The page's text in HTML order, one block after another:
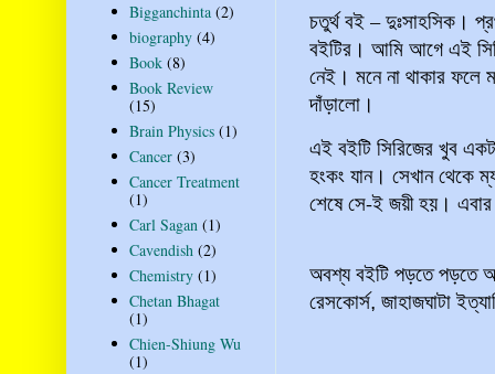
চতুর্থ বই – দুঃসাহসিক।
বইটির। আমি আগে এই
নেই। মনে না থাকার ফলে
দাঁড়ালো।
এই বইটি সিরিজের খুব
হংকং যান। সেখান থেকে
শেষে সে-ই জয়ী হয়। এবার
অবশ্য বইটি পড়তে পড়তে
রেসকোর্স, জাহাজঘাটা
Bigganchinta (2)
biography (4)
Book (8)
Book Review
(15)
Brain Physics (1)
Cancer (3)
Cancer Treatment
(1)
Carl Sagan (1)
Cavendish (2)
Chemistry (1)
Chetan Bhagat
(1)
Chien-Shiung Wu
(1)